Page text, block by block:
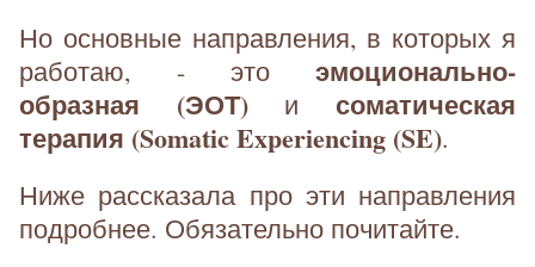
Но основные направления, в которых я
работаю, - это эмоционально-
образная (ЭОТ)и соматическая
терапия (Somatic Experiencing (SE).
Ниже рассказала про эти направления
подробнее. Обязательно почитайте.